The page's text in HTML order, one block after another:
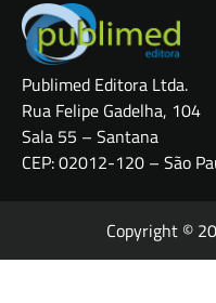
Publimed Editora Ltda.
Rua Felipe Gadelha, 104
Sala 55 – Santana
CEP: 02012-120 – São
Copyright ©